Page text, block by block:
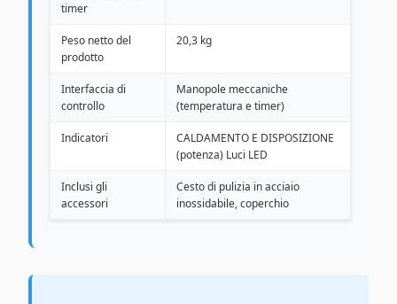
timer
Peso netto del
prodotto
20,3 kg
Interfaccia di
controllo
Manopole meccaniche
(temperatura e timer)
Indicatori
CALDAMENTO E DISPOSIZIONE
(potenza) Luci LED
Inclusi gli
accessori
Cesto di pulizia in acciaio
inossidabile, coperchio